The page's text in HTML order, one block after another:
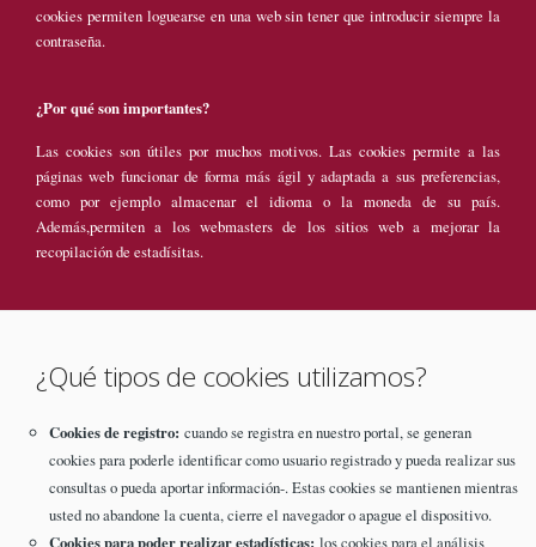
cookies permiten loguearse en una web sin tener que introducir siempre la
contraseña.
¿Por qué son importantes?
Las cookies son útiles por muchos motivos. Las cookies permite a las
páginas web funcionar de forma más ágil y adaptada a sus preferencias,
como por ejemplo almacenar el idioma o la moneda de su país.
Además,permiten a los webmasters de los sitios web a mejorar la
recopilación de estadísitas.
¿Qué tipos de cookies utilizamos?
Cookies de registro: cuando se registra en nuestro portal, se generan
cookies para poderle identificar como usuario registrado y pueda realizar sus
consultas o pueda aportar información-. Estas cookies se mantienen mientras
usted no abandone la cuenta, cierre el navegador o apague el dispositivo.